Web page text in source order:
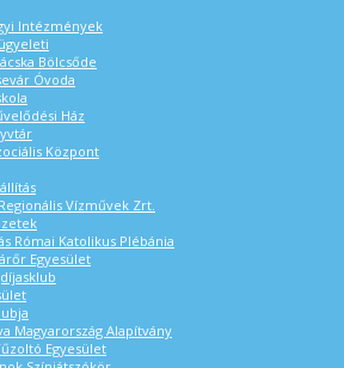
Intézmények
Bölcsőde
Óvoda
Ház
Központ
Vízművek Zrt.
Római Katolikus Plébánia
Egyesület
Magyarország Alapítvány
Egyesület